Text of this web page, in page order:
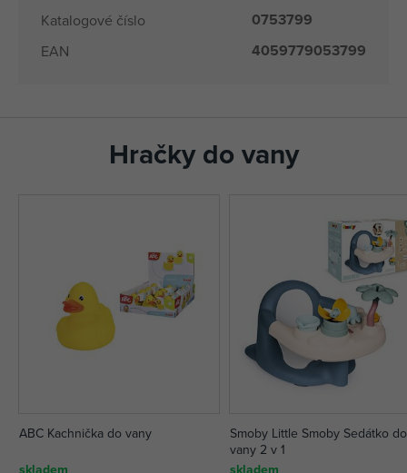
Katalogové číslo 0753799
EAN 4059779053799
Hračky do vany
ABC Kachnička do vany
Smoby Little Smoby Sedátko do
vany 2 v 1